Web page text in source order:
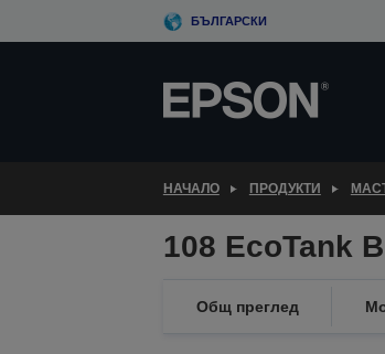
to
БЪЛГАРСКИ
НАЧАЛО ПРОДУКТИ
108 EcoTank
Общ преглед